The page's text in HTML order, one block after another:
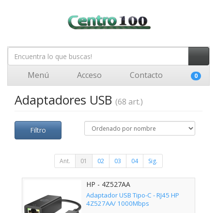
Menú Acceso Contacto 0
Adaptadores USB (68 art.)
Filtro
Ant. 01 02 03 04 Sig.
HP - 4Z527AA
Adaptador USB Tipo-C - RJ45 HP
4Z527AA/ 1000Mbps